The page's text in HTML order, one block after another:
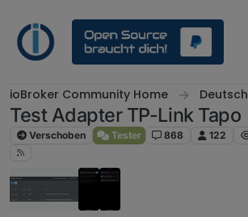
ioBroker Community Home Deutsch
Test Adapter TP-Link Tapo
Verschoben Tester 868 122